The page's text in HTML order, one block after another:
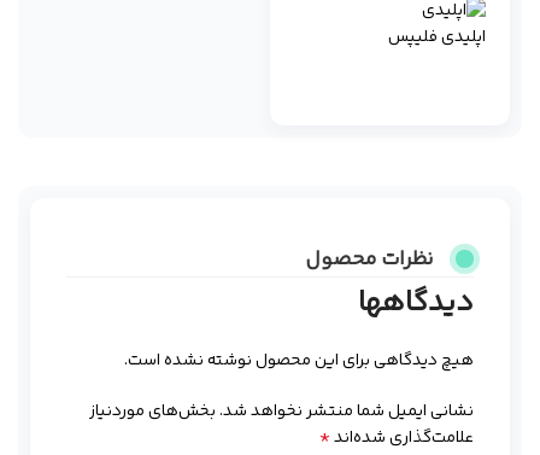
اپلیدی فلیپس
نظرات محصول
دیدگاهها
هیچ دیدگاهی برای این محصول نوشته نشده است.
نشانی ایمیل شما منتشر نخواهد شد.بخش‌های موردنیاز
علامت‌گذاری شده‌اند*